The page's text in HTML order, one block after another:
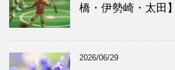
橋・伊勢崎・太田】
2026/06/29